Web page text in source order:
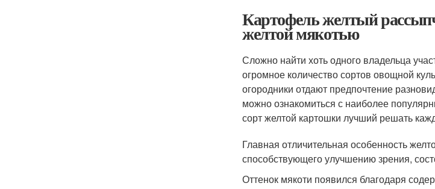
Картофель желтый
желтой мякотью
Сложно найти хоть одного владельца
огромное количество сортов овощной
огородники отдают предпочтение
можно ознакомиться с наиболее
сорт желтой картошки лучший решать
Главная отличительная особенность
способствующего улучшению зрения,
Оттенок мякоти появился благодаря